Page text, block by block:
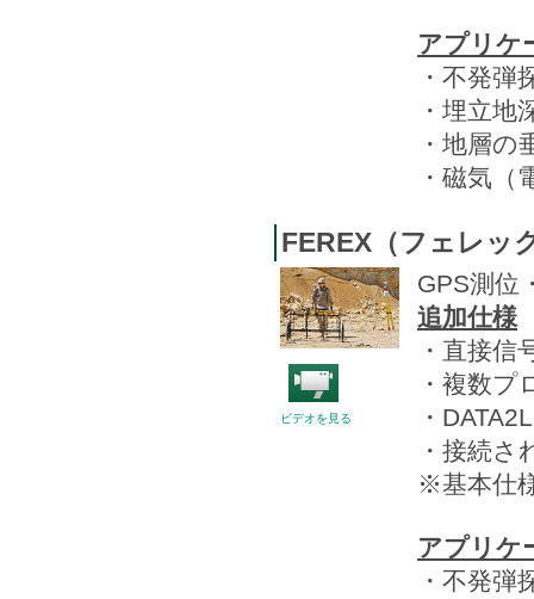
アプリケ
・不発弾
・埋立地
・地層の
・磁気（
FEREX（フェレッ
ビデオを見る
GPS測位
追加仕様
・直接
・複数
・
・接続
※基本仕
アプリケ
・不発弾